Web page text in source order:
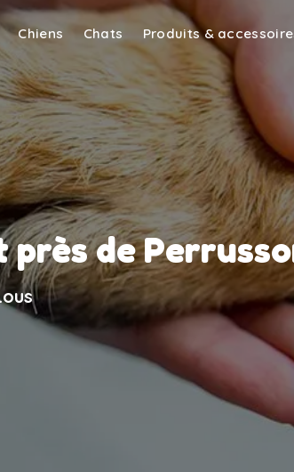
Chiens Chats Produits &
de